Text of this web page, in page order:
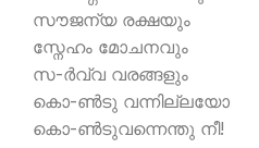
സൗജന്യ രക്ഷയും
സ്നേഹം മോചനവും
സ-ര്‍വ്വ വരങ്ങളും
കൊ-ണ്‍ടു വന്നില്ലയോ
കൊ-ണ്‍ടുവന്നെന്തു നീ!